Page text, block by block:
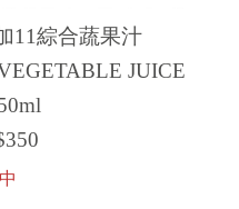
11綜合蔬果汁
JUICE